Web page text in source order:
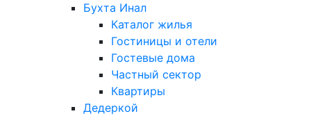
Бухта Инал
Каталог жилья
Гостиницы и отели
Гостевые дома
Частный сектор
Квартиры
Дедеркой